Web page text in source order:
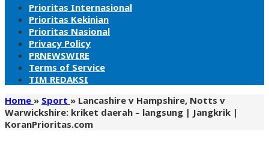
Prioritas Internasional
Prioritas Kekinian
Prioritas Nasional
Privacy Policy
PRNEWSWIRE
Terms of Service
TIM REDAKSI
Home » Sport » Lancashire v Hampshire, Notts v
Warwickshire: kriket daerah – langsung | Jangkrik |
KoranPrioritas.com